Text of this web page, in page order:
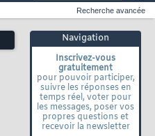
Navigation
Inscrivez-vous
gratuitement
pour pouvoir participer,
suivre les réponses en
temps réel, voter pour
les messages, poser vos
propres questions et
recevoir la newsletter
Recherche avancée